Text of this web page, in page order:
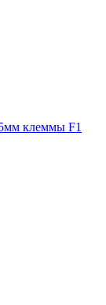
клеммы F1